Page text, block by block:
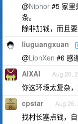
@Niphor #5 家里
条。
除非加钱，而且
liuguangxuan
@LionXen #6 感
AIXAI Aug 26,
你这环境太复杂
cpstar Aug 26,
找村长塞点钱，